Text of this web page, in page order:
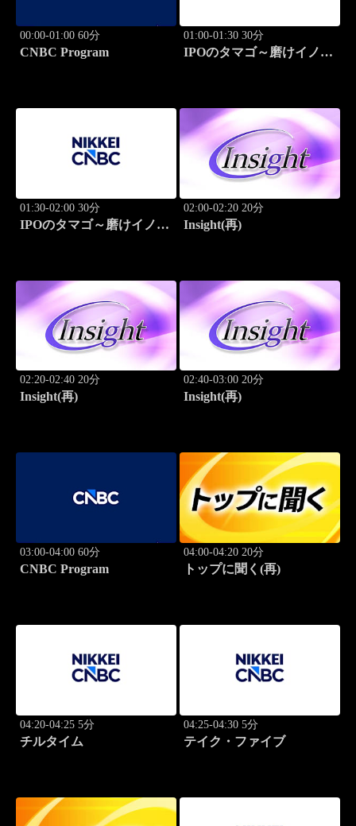
00:00-01:00 60分
CNBC Program
01:00-01:30 30分
IPOのタマゴ～磨けイノベ
01:30-02:00 30分
IPOのタマゴ～磨けイノベ
02:00-02:20 20分
Insight(再)
02:20-02:40 20分
Insight(再)
02:40-03:00 20分
Insight(再)
03:00-04:00 60分
CNBC Program
04:00-04:20 20分
トップに聞く(再)
04:20-04:25 5分
チルタイム
04:25-04:30 5分
テイク・ファイブ